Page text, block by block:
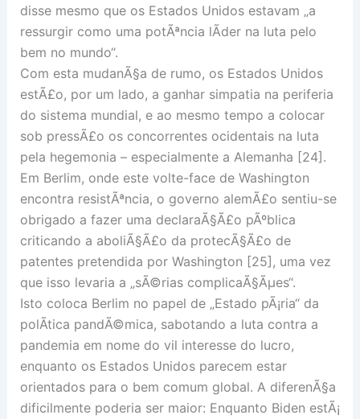
disse mesmo que os Estados Unidos estavam „a
ressurgir como uma potÃªncia lÃ­der na luta pelo
bem no mundo“.
Com esta mudanÃ§a de rumo, os Estados Unidos
estÃ£o, por um lado, a ganhar simpatia na periferia
do sistema mundial, e ao mesmo tempo a colocar
sob pressÃ£o os concorrentes ocidentais na luta
pela hegemonia – especialmente a Alemanha [24].
Em Berlim, onde este volte-face de Washington
encontra resistÃªncia, o governo alemÃ£o sentiu-se
obrigado a fazer uma declaraÃ§Ã£o pÃºblica
criticando a aboliÃ§Ã£o da protecÃ§Ã£o de
patentes pretendida por Washington [25], uma vez
que isso levaria a „sÃ©rias complicaÃ§Ãµes“.
Isto coloca Berlim no papel de „Estado pÃ¡ria“ da
polÃ­tica pandÃ©mica, sabotando a luta contra a
pandemia em nome do vil interesse do lucro,
enquanto os Estados Unidos parecem estar
orientados para o bem comum global. A diferenÃ§a
dificilmente poderia ser maior: Enquanto Biden estÃ¡